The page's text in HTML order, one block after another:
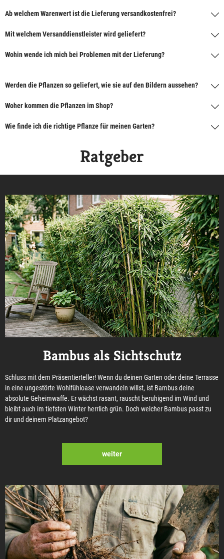
Ab welchem Warenwert ist die Lieferung versandkostenfrei?
Mit welchem Versanddienstleister wird geliefert?
Wohin wende ich mich bei Problemen mit der Lieferung?
Werden die Pflanzen so geliefert, wie sie auf den Bildern aussehen?
Woher kommen die Pflanzen im Shop?
Wie finde ich die richtige Pflanze für meinen Garten?
Ratgeber
Bambus als Sichtschutz
Schluss mit dem Präsentierteller! Wenn du deinen Garten oder deine Terrasse
in eine ungestörte Wohlfühloase verwandeln willst, ist Bambus deine
absolute Geheimwaffe. Er wächst rasant, rauscht beruhigend im Wind und
bleibt auch im tiefsten Winter herrlich grün. Doch welcher Bambus passt zu
dir und deinem Platzangebot?
weiter